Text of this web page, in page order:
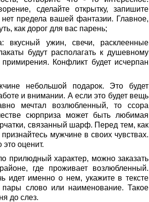
сделайте открытку, запишите
предела вашей фантазии. Главное,
как дорог для вас парень;
вкусный ужин, свечи, расклеенные
будут располагать к душевному
Конфликт будет исчерпан
небольшой подарок. Это будет
и внимании. А если это будет вещь
мечтал возлюбленный, то ссора
сюрприза может быть любимая
связанный шарф. Перед тем, как
признайтесь мужчине в своих чувствах.
оценит.
прилюдный характер, можно заказать
где проживает возлюбленный.
идет именно о нем, укажите в тексте
слово или наименование. Такое
до слез.